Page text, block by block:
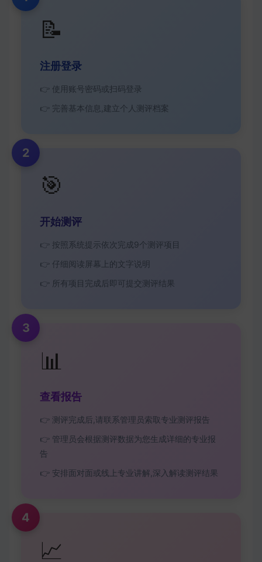
📝
注册登录
👉 使用账号密码或扫码登录
👉 完善基本信息,建立个人测评档案
2
🎯
开始测评
👉 按照系统提示依次完成9个测评项目
👉 仔细阅读屏幕上的文字说明
👉 所有项目完成后即可提交测评结果
3
📊
查看报告
👉 测评完成后,请联系管理员索取专业测评报告
👉 管理员会根据测评数据为您生成详细的专业报
告
👉 安排面对面或线上专业讲解,深入解读测评结果
4
📈